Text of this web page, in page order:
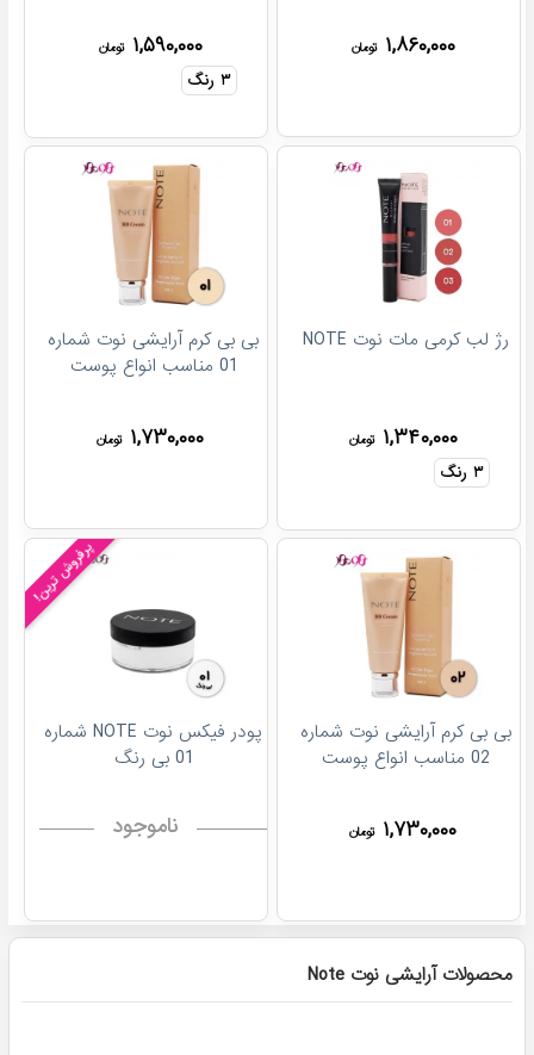
۱,۸۶۰,۰۰۰ تومان ۱,۵۹۰,۰۰۰ تومان
۳ رنگ
رژ لب کرمی مات نوت NOTE
۱,۳۴۰,۰۰۰ تومان
۳ رنگ
بی بی کرم آرایشی نوت شماره
01 مناسب انواع پوست
۱,۷۳۰,۰۰۰ تومان
بی بی کرم آرایشی نوت شماره
02 مناسب انواع پوست
۱,۷۳۰,۰۰۰ تومان
پرفروش ترین!
پودر فیکس نوت NOTE شماره
01 بی رنگ
ناموجود
پرفروش ترین!